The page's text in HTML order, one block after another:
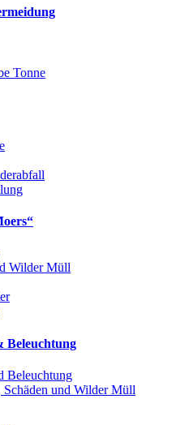
Tonne
Wilder Müll
Beleuchtung
Beleuchtung
Schäden und Wilder Müll